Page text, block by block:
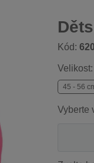
Kód:
Velikost:
45 - 56
Vyberte